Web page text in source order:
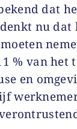
dat
nu dat
% van het
en